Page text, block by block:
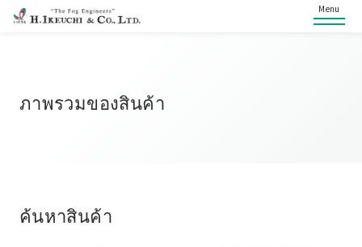
Menu
ภาพรวมของสินค้า
ค้นหาสินค้า